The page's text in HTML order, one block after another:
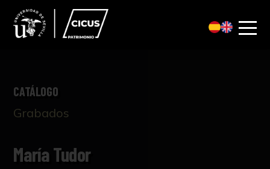
CATÁLOGO
Grabados
María Tudor